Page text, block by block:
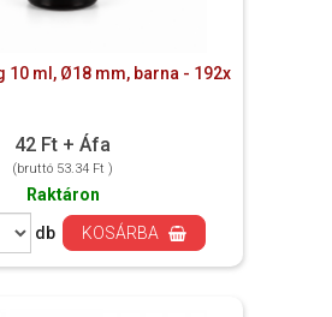
10 ml, Ø18 mm, barna - 192x
42 Ft + Áfa
(bruttó 53.34 Ft )
Raktáron
db
KOSÁRBA